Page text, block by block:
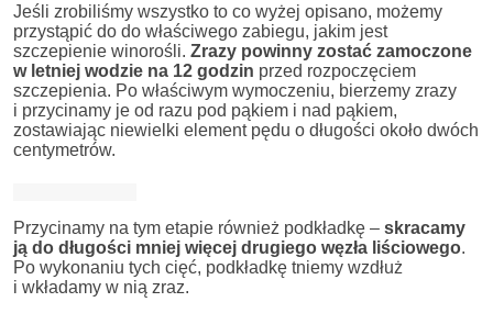
Jeśli zrobiliśmy wszystko to co wyżej opisano, możemy
przystąpić do do właściwego zabiegu, jakim jest
szczepienie winorośli. Zrazy powinny zostać zamoczone
w letniej wodzie na 12 godzin przed rozpoczęciem
szczepienia. Po właściwym wymoczeniu, bierzemy zrazy
i przycinamy je od razu pod pąkiem i nad pąkiem,
zostawiając niewielki element pędu o długości około dwóch
centymetrów.
Przycinamy na tym etapie również podkładkę – skracamy
ją do długości mniej więcej drugiego węzła liściowego.
Po wykonaniu tych cięć, podkładkę tniemy wzdłuż
i wkładamy w nią zraz.